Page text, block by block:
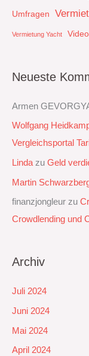
Umfragen
Vermietung Yacht
Neueste
Armen
Wolfgang
Vergleichsportal
Linda zu Geld
Martin
finanzjongleur zu
Crowdlending und
Archiv
Juli 2024
Juni 2024
Mai 2024
April 2024